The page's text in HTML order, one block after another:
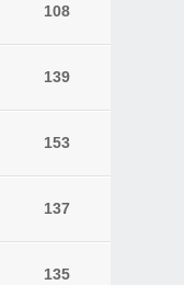
108
139
153
137
135